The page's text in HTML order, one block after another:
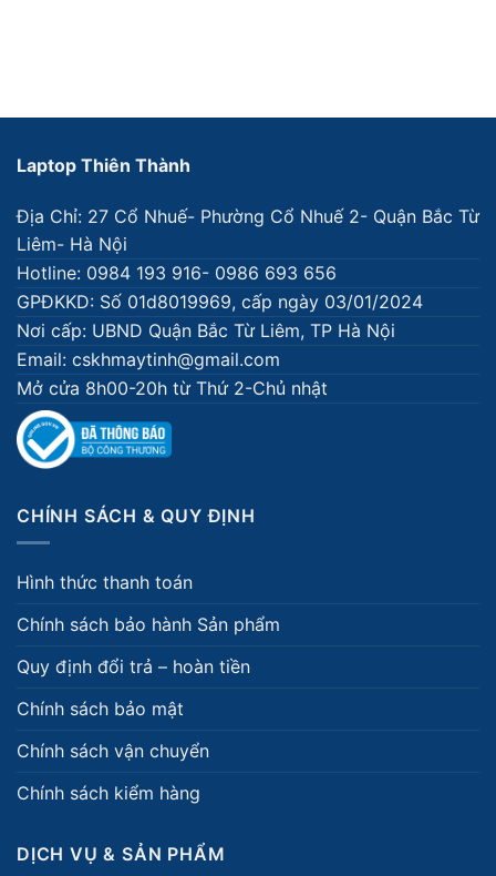
Laptop Thiên Thành
Địa Chỉ: 27 Cổ Nhuế- Phường Cổ Nhuế 2- Quận Bắc Từ
Liêm- Hà Nội
Hotline: 0984 193 916- 0986 693 656
GPĐKKD: Số 01d8019969, cấp ngày 03/01/2024
Nơi cấp: UBND Quận Bắc Từ Liêm, TP Hà Nội
Email: cskhmaytinh@gmail.com
Mở cửa 8h00-20h từ Thứ 2-Chủ nhật
CHÍNH SÁCH & QUY ĐỊNH
Hình thức thanh toán
Chính sách bảo hành Sản phẩm
Quy định đổi trả – hoàn tiền
Chính sách bảo mật
Chính sách vận chuyển
Chính sách kiểm hàng
DỊCH VỤ & SẢN PHẨM